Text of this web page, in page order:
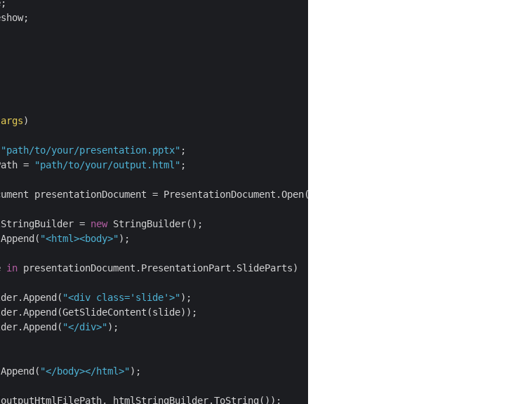
)
"path/to/your/presentation.pptx"
= "path/to/your/output.html"
presentationDocument = PresentationDocument.Open(pptxFilePath,
=
new
"<html><body>"
in
"<div class='slide'>"
"</div>"
"</body></html>"